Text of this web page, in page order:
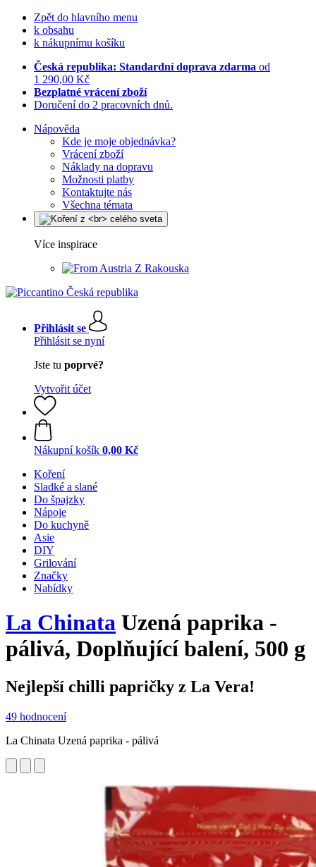
Zpět do hlavního menu
k obsahu
k nákupnímu košíku
Česká republika: Standardní doprava zdarma od
1 290,00 Kč
Bezplatné vrácení zboží
Doručení do 2 pracovních dnů.
Nápověda
Kde je moje objednávka?
Vrácení zboží
Náklady na dopravu
Možnosti platby
Kontaktujte nás
Všechna témata
Více inspirace
Z Rakouska
Přihlásit se
Přihlásit se nyní
Jste tu poprvé?
Vytvořit účet
Nákupní košík 0,00 Kč
Koření
Sladké a slané
Do špajzky
Nápoje
Do kuchyně
Asie
DIY
Grilování
Značky
Nabídky
La Chinata Uzená paprika -
pálivá, Doplňující balení, 500 g
Nejlepší chilli papričky z La Vera!
49 hodnocení
La Chinata Uzená paprika - pálivá